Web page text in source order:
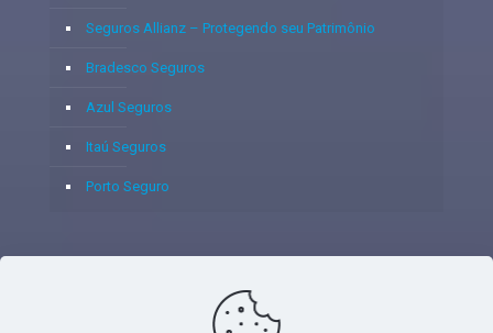
Seguros Allianz – Protegendo seu Patrimônio
Bradesco Seguros
Azul Seguros
Itaú Seguros
Porto Seguro